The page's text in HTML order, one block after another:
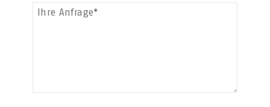
Ihre Anfrage*